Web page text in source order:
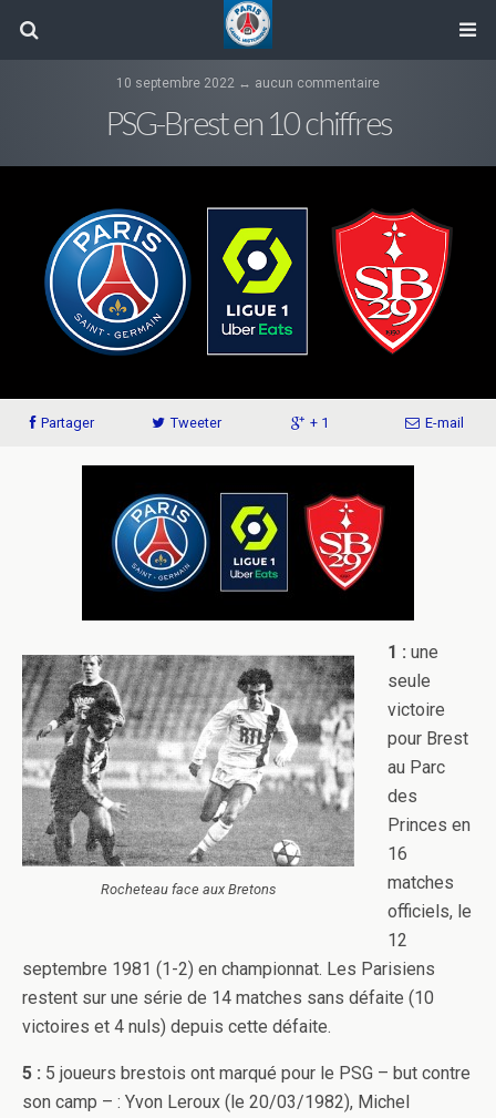
10 septembre 2022 ↔ aucun commentaire
PSG-Brest en 10 chiffres
Partager Tweeter + 1 E-mail
Rocheteau face aux Bretons
1 : une
seule
victoire
pour Brest
au Parc
des
Princes en
16
matches
officiels, le
12
septembre 1981 (1-2) en championnat. Les Parisiens
restent sur une série de 14 matches sans défaite (10
victoires et 4 nuls) depuis cette défaite.
5 : 5 joueurs brestois ont marqué pour le PSG – but contre
son camp – : Yvon Leroux (le 20/03/1982), Michel